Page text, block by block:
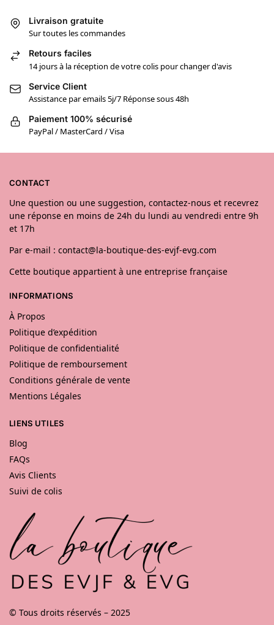
Livraison gratuite
Sur toutes les commandes
Retours faciles
14 jours à la réception de votre colis pour changer d'avis
Service Client
Assistance par emails 5j/7 Réponse sous 48h
Paiement 100% sécurisé
PayPal / MasterCard / Visa
CONTACT
Une question ou une suggestion, contactez-nous et recevrez
une réponse en moins de 24h du lundi au vendredi entre 9h
et 17h
Par e-mail : contact@la-boutique-des-evjf-evg.com
Cette boutique appartient à une entreprise française
INFORMATIONS
À Propos
Politique d’expédition
Politique de confidentialité
Politique de remboursement
Conditions générale de vente
Mentions Légales
LIENS UTILES
Blog
FAQs
Avis Clients
Suivi de colis
© Tous droits réservés – 2025